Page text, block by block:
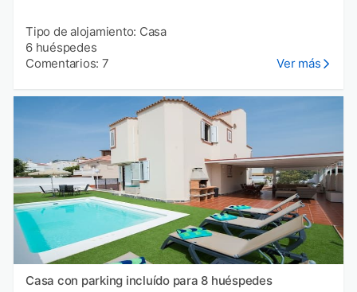
Tipo de alojamiento: Casa
6 huéspedes
Comentarios: 7
Ver más
Casa con parking incluído para 8 huéspedes